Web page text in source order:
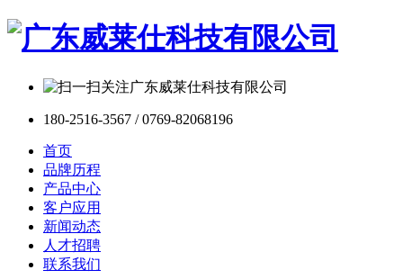
180-2516-3567 / 0769-82068196
首页
品牌历程
产品中心
客户应用
新闻动态
人才招聘
联系我们